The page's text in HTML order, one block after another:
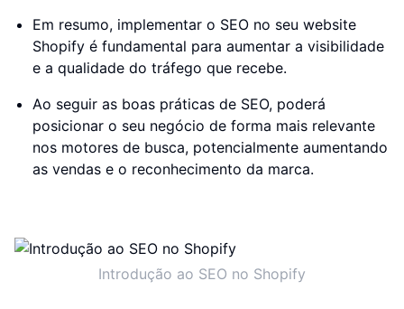
Em resumo, implementar o SEO no seu website
Shopify é fundamental para aumentar a visibilidade
e a qualidade do tráfego que recebe.
Ao seguir as boas práticas de SEO, poderá
posicionar o seu negócio de forma mais relevante
nos motores de busca, potencialmente aumentando
as vendas e o reconhecimento da marca.
Introdução ao SEO no Shopify